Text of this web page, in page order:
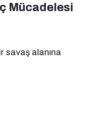
Mücadelesi
savaş alanına